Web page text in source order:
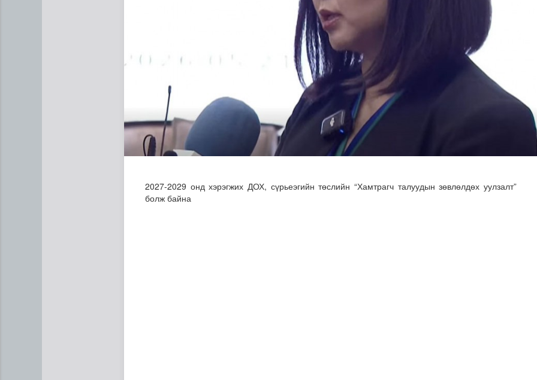
Дундговь аймагт Нарны цахилгаан станц барих ажил үргэлжилж байна
2027-2029 онд хэрэгжих ДОХ, сүрьеэгийн төслийн “Хамтрагч талуудын зөвлөлдөх уулзалт”
болж байна